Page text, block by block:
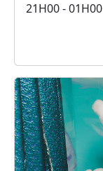
21H00 - 01H00